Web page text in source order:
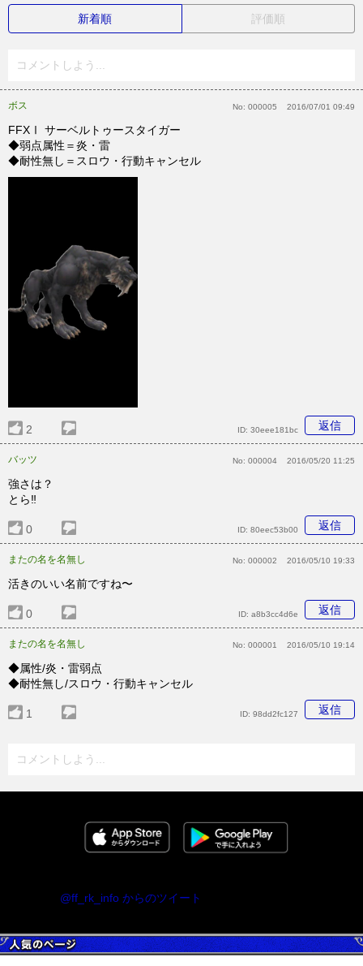
新着順 評価順
コメントしよう...
ボス No: 000005 2016/07/01 09:49
FFXⅠ サーベルトゥースタイガー
◆弱点属性＝炎・雷
◆耐性無し＝スロウ・行動キャンセル
2 返信
ID: 30eee181bc
バッツ No: 000004 2016/05/20 11:25
強さは？
とら‼︎
0 返信
ID: 80eec53b00
またの名を名無し No: 000002 2016/05/10 19:33
活きのいい名前ですね〜
0 返信
ID: a8b3cc4d6e
またの名を名無し No: 000001 2016/05/10 19:14
◆属性/炎・雷弱点
◆耐性無し/スロウ・行動キャンセル
1 返信
ID: 98dd2fc127
コメントしよう...
@ff_rk_info からのツイート